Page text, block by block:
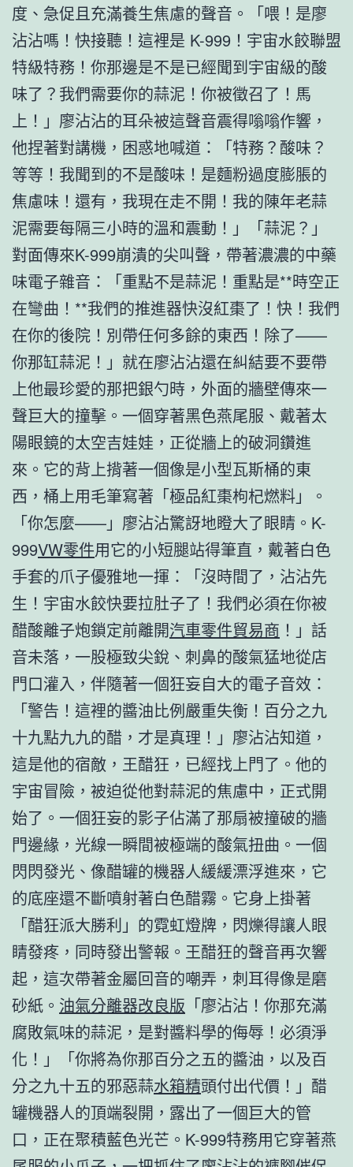
度、急促且充滿養生焦慮的聲音。「喂！是廖
沾沾嗎！快接聽！這裡是 K-999！宇宙水餃聯盟
特級特務！你那邊是不是已經聞到宇宙級的酸
味了？我們需要你的蒜泥！你被徵召了！馬
上！」廖沾沾的耳朵被這聲音震得嗡嗡作響，
他捏著對講機，困惑地喊道：「特務？酸味？
等等！我聞到的不是酸味！是麵粉過度膨脹的
焦慮味！還有，我現在走不開！我的陳年老蒜
泥需要每隔三小時的溫和震動！」「蒜泥？」
對面傳來K-999崩潰的尖叫聲，帶著濃濃的中藥
味電子雜音：「重點不是蒜泥！重點是**時空正
在彎曲！**我們的推進器快沒紅棗了！快！我們
在你的後院！別帶任何多餘的東西！除了——
你那缸蒜泥！」就在廖沾沾還在糾結要不要帶
上他最珍愛的那把銀勺時，外面的牆壁傳來一
聲巨大的撞擊。一個穿著黑色燕尾服、戴著太
陽眼鏡的太空吉娃娃，正從牆上的破洞鑽進
來。它的背上揹著一個像是小型瓦斯桶的東
西，桶上用毛筆寫著「極品紅棗枸杞燃料」。
「你怎麼——」廖沾沾驚訝地瞪大了眼睛。K-
999VW零件用它的小短腿站得筆直，戴著白色
手套的爪子優雅地一揮：「沒時間了，沾沾先
生！宇宙水餃快要拉肚子了！我們必須在你被
醋酸離子炮鎖定前離開汽車零件貿易商 ！」話
音未落，一股極致尖銳、刺鼻的酸氣猛地從店
門口灌入，伴隨著一個狂妄自大的電子音效：
「警告！這裡的醬油比例嚴重失衡！百分之九
十九點九九的醋，才是真理！」廖沾沾知道，
這是他的宿敵，王醋狂，已經找上門了。他的
宇宙冒險，被迫從他對蒜泥的焦慮中，正式開
始了。一個狂妄的影子佔滿了那扇被撞破的牆
門邊緣，光線一瞬間被極端的酸氣扭曲。一個
閃閃發光、像醋罐的機器人緩緩漂浮進來，它
的底座還不斷噴射著白色醋霧。它身上掛著
「醋狂派大勝利」的霓虹燈牌，閃爍得讓人眼
睛發疼，同時發出警報。王醋狂的聲音再次響
起，這次帶著金屬回音的嘲弄，刺耳得像是磨
砂紙。 油氣分離器改良版 「廖沾沾！你那充滿
腐敗氣味的蒜泥，是對醬料學的侮辱！必須淨
化！」「你將為你那百分之五的醬油，以及百
分之九十五的邪惡蒜水箱精頭付出代價！」醋
罐機器人的頂端裂開，露出了一個巨大的管
口，正在聚積藍色光芒。K-999特務用它穿著燕